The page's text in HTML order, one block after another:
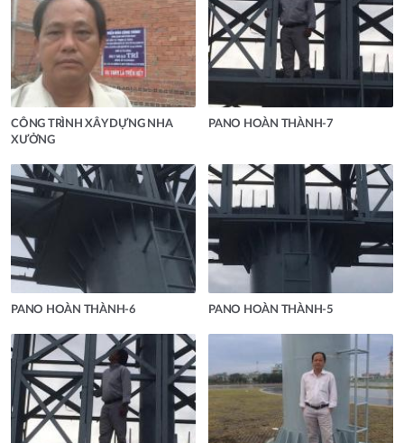
CÔNG TRÌNH XÂY DỰNG NHA
XƯỞNG
PANO HOÀN THÀNH-7
PANO HOÀN THÀNH-6 PANO HOÀN THÀNH-5